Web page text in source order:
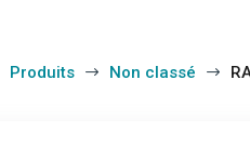
Produits $ Non classé $